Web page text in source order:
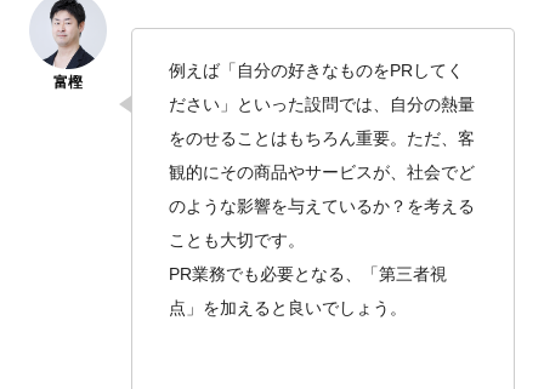
例えば「自分の好きなものをPRしてく
ださい」といった設問では、自分の熱量
をのせることはもちろん重要。ただ、客
観的にその商品やサービスが、社会でど
のような影響を与えているか？を考える
ことも大切です。
PR業務でも必要となる、「第三者視
点」を加えると良いでしょう。